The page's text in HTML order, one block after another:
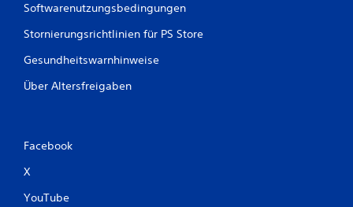
Softwarenutzungsbedingungen
Stornierungsrichtlinien für PS Store
Gesundheitswarnhinweise
Über Altersfreigaben
Facebook
X
YouTube